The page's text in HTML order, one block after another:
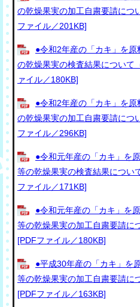
の乾燥果実の加工自粛要請につ
ファイル／201KB]
●令和2年産の「カキ」を
の乾燥果実の検査結果について
ァイル／180KB]
●令和2年産の「カキ」を
の乾燥果実の加工自粛要請につ
ファイル／296KB]
●令和元年産の「カキ」を
等の乾燥果実の検査結果につい
ファイル／171KB]
●令和元年産の「カキ」を
等の乾燥果実の加工自粛要請に
[PDFファイル／180KB]
●平成30年産の「カキ」を
等の乾燥果実の加工自粛要請に
[PDFファイル／163KB]